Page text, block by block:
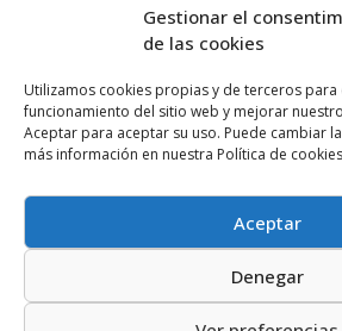
Gestionar el
de las cookies
Utilizamos cookies propias y de terceros para
funcionamiento del sitio web y mejorar
Aceptar para aceptar su uso. Puede cambiar
más información en nuestra Política de
Aceptar
Denegar
Síguenos en Redes sociales
Facebook
Instagram
AUTOEDICION GRAFICA SA –